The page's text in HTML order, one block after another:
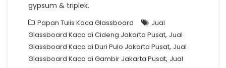
gypsum & triplek.
Papan Tulis Kaca Glassboard
Jual
Glassboard Kaca di Cideng Jakarta Pusat, Jual
Glassboard Kaca di Duri Pulo Jakarta Pusat, Jual
Glassboard Kaca di Gambir Jakarta Pusat, Jual